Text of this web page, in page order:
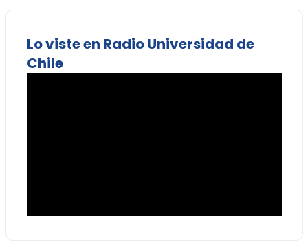
Lo viste en Radio Universidad de
Chile